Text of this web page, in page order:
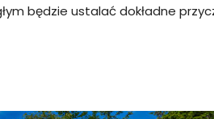
będzie ustalać dokładne